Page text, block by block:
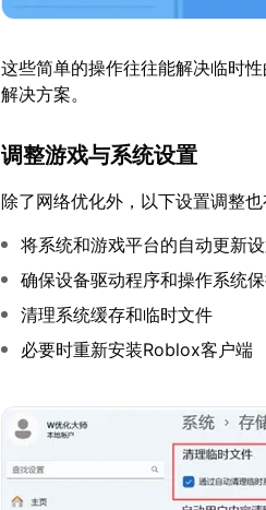
这些简单的操作往往能解决临时
解决方案。
调整游戏与系统设置
除了网络优化外，以下设置调整也
将系统和游戏平台的自动更新
确保设备驱动程序和操作系统
清理系统缓存和临时文件
必要时重新安装Roblox客户端